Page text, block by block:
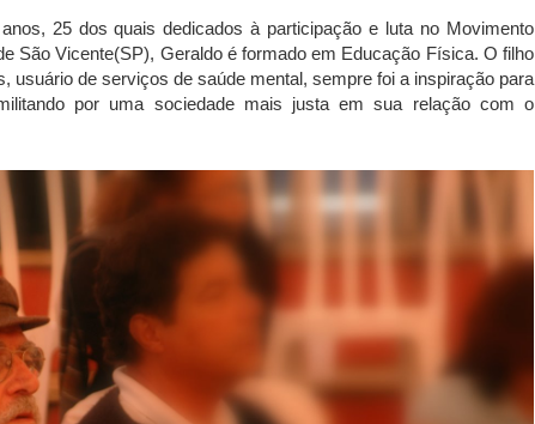
25 dos quais dedicados à participação e luta no Movimento
São Vicente(SP), Geraldo é formado em Educação Física. O filho
usuário de serviços de saúde mental, sempre foi a inspiração para
por uma sociedade mais justa em sua relação com o